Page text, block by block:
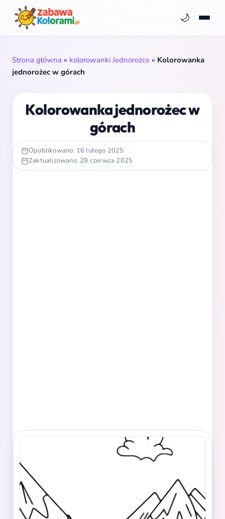
🌙
Strona główna » kolorowanki Jednorożce » Kolorowanka
jednorożec w górach
Kolorowanka jednorożec w
górach
Opublikowano: 16 lutego 2025
|
Zaktualizowano: 28 czerwca 2025